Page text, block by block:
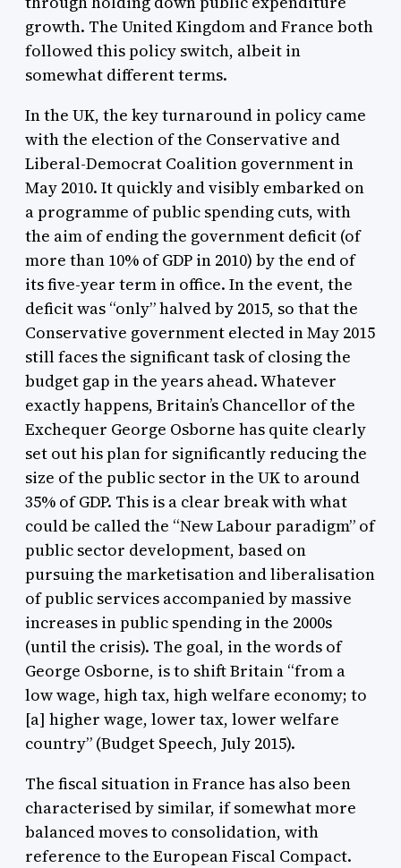
growth. The United Kingdom and France both
followed this policy switch, albeit in
somewhat different terms.
In the UK, the key turnaround in policy came
with the election of the Conservative and
Liberal-Democrat Coalition government in
May 2010. It quickly and visibly embarked on
a programme of public spending cuts, with
the aim of ending the government deficit (of
more than 10% of GDP in 2010) by the end of
its five-year term in office. In the event, the
deficit was “only” halved by 2015, so that the
Conservative government elected in May 2015
still faces the significant task of closing the
budget gap in the years ahead. Whatever
exactly happens, Britain’s Chancellor of the
Exchequer George Osborne has quite clearly
set out his plan for significantly reducing the
size of the public sector in the UK to around
35% of GDP. This is a clear break with what
could be called the “New Labour paradigm” of
public sector development, based on
pursuing the marketisation and liberalisation
of public services accompanied by massive
increases in public spending in the 2000s
(until the crisis). The goal, in the words of
George Osborne, is to shift Britain “from a
low wage, high tax, high welfare economy; to
[a] higher wage, lower tax, lower welfare
country” (Budget Speech, July 2015).
The fiscal situation in France has also been
characterised by similar, if somewhat more
balanced moves to consolidation, with
reference to the European Fiscal Compact.